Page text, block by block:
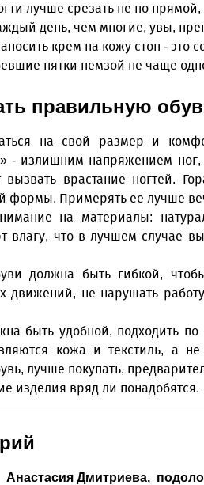
лучше срезать не по
день, чем многие, увы,
крем на кожу стоп - это
пятки пемзой не чаще
правильную
на свой размер и
- излишним напряжением
вызвать врастание ногтей.
формы. Примерять ее лучше
на материалы:
влагу, что в лучшем случае
должна быть гибкой,
движений, не нарушать
быть удобной, подходить
кожа и текстиль, а
лучше покупать,
изделия вряд ли понадобятся.
Анастасия Дмитриева,